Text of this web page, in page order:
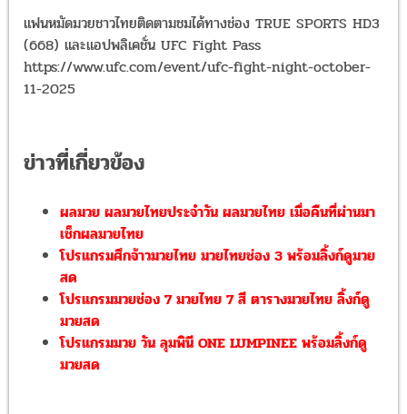
แฟนหมัดมวยชาวไทยติดตามชมได้ทางช่อง TRUE SPORTS HD3
(668) และแอปพลิเคชั่น UFC Fight Pass
https://www.ufc.com/event/ufc-fight-night-october-
11-2025
ข่าวที่เกี่ยวข้อง
ผลมวย ผลมวยไทยประจำวัน ผลมวยไทย เมื่อคืนที่ผ่านมา
เช็กผลมวยไทย
โปรแกรมศึกจ้าวมวยไทย มวยไทยช่อง 3 พร้อมลิ้งก์ดูมวย
สด
โปรแกรมมวยช่อง 7 มวยไทย 7 สี ตารางมวยไทย ลิ้งก์ดู
มวยสด
โปรแกรมมวย วัน ลุมพินี ONE LUMPINEE พร้อมลิ้งก์ดู
มวยสด